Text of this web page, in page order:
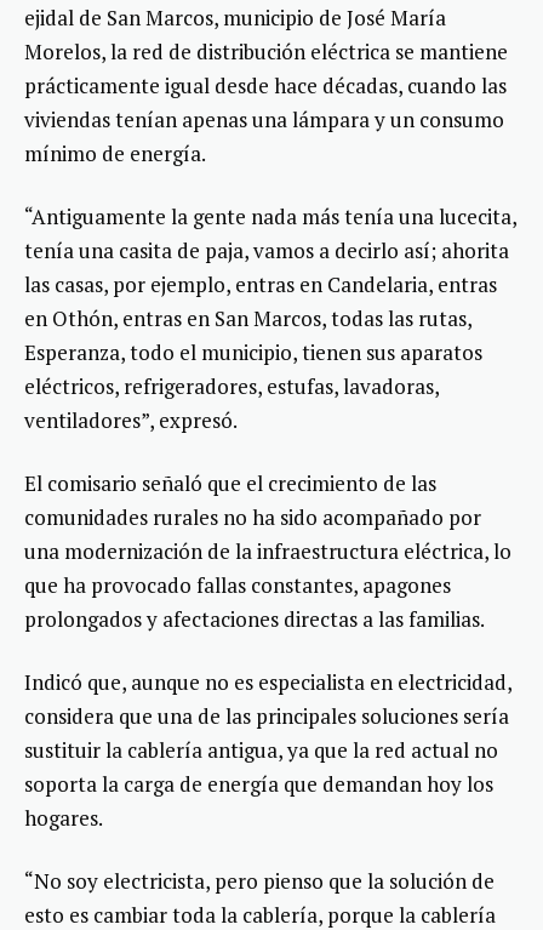
ejidal de San Marcos, municipio de José María
Morelos, la red de distribución eléctrica se mantiene
prácticamente igual desde hace décadas, cuando las
viviendas tenían apenas una lámpara y un consumo
mínimo de energía.
“Antiguamente la gente nada más tenía una lucecita,
tenía una casita de paja, vamos a decirlo así; ahorita
las casas, por ejemplo, entras en Candelaria, entras
en Othón, entras en San Marcos, todas las rutas,
Esperanza, todo el municipio, tienen sus aparatos
eléctricos, refrigeradores, estufas, lavadoras,
ventiladores”, expresó.
El comisario señaló que el crecimiento de las
comunidades rurales no ha sido acompañado por
una modernización de la infraestructura eléctrica, lo
que ha provocado fallas constantes, apagones
prolongados y afectaciones directas a las familias.
Indicó que, aunque no es especialista en electricidad,
considera que una de las principales soluciones sería
sustituir la cablería antigua, ya que la red actual no
soporta la carga de energía que demandan hoy los
hogares.
“No soy electricista, pero pienso que la solución de
esto es cambiar toda la cablería, porque la cablería